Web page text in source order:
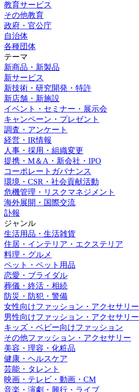
教育サービス
その他教育
政府・官公庁
自治体
各種団体
テーマ
新商品・新製品
新サービス
新技術・研究開発・特許
新店舗・新施設
イベント・セミナー・展示会
キャンペーン・プレゼント
調査・アンケート
経営・IR情報
人事・採用・組織変更
提携・M＆A・新会社・IPO
コーポレートガバナンス
環境・CSR・社会貢献活動
危機管理・リスクマネジメント
海外展開・国際交流
訃報
ジャンル
生活用品・生活雑貨
住居・インテリア・エクステリア
料理・グルメ
ペット・ペット用品
恋愛・ブライダル
葬儀・終活・相続
防災・防犯・警備
女性向けファッション・アクセサリー
男性向けファッション・アクセサリー
キッズ・ベビー向けファッション
その他ファッション・アクセサリー
美容・理容・化粧品
健康・ヘルスケア
芸能・タレント
映画・テレビ・動画・CM
音楽・演劇・興行・ライブ